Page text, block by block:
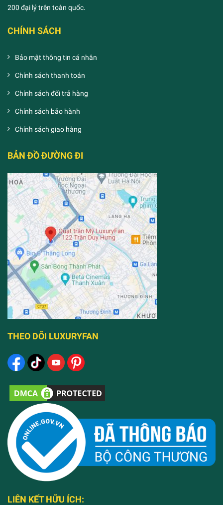
200 đại lý trên toàn quốc.
CHÍNH SÁCH
Bảo mật thông tin cá nhân
Chính sách thanh toán
Chính sách đổi trả hàng
Chính sách bảo hành
Chính sách giao hàng
BẢN ĐỒ ĐƯỜNG ĐI
THEO DÕI LUXURYFAN
LIÊN KẾT HỮU ÍCH: